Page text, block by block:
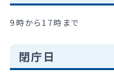
9時から17時まで
閉庁日